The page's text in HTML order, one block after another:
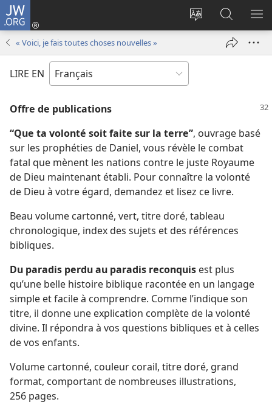
JW.ORG
Changer
langue
Se
connecter
nouvelle
sur
JW.ORG
« Voici, je fais toutes choses nouvelles »
LIRE EN
Offre de publications
“Que ta volonté soit faite sur la terre”, ouvrage basé
sur les prophéties de Daniel, vous révèle le combat
fatal que mènent les nations contre le juste Royaume
de Dieu maintenant établi. Pour connaître la volonté
de Dieu à votre égard, demandez et lisez ce livre.
Beau volume cartonné, vert, titre doré, tableau
chronologique, index des sujets et des références
bibliques.
Du paradis perdu au paradis reconquis est plus
qu’une belle histoire biblique racontée en un langage
simple et facile à comprendre. Comme l’indique son
titre, il donne une explication complète de la volonté
divine. Il répondra à vos questions bibliques et à celles
de vos enfants.
Volume cartonné, couleur corail, titre doré, grand
format, comportant de nombreuses illustrations,
256 pages.